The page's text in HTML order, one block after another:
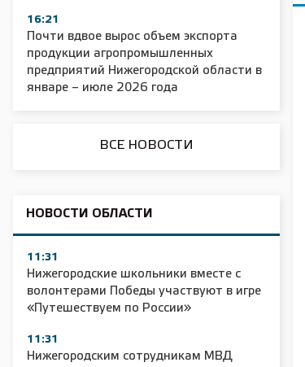
16:21
Почти вдвое вырос объем экспорта
продукции агропромышленных
предприятий Нижегородской области в
январе – июле 2026 года
ВСЕ НОВОСТИ
НОВОСТИ ОБЛАСТИ
11:31
Нижегородские школьники вместе с
волонтерами Победы участвуют в игре
«Путешествуем по России»
11:31
Нижегородским сотрудникам МВД